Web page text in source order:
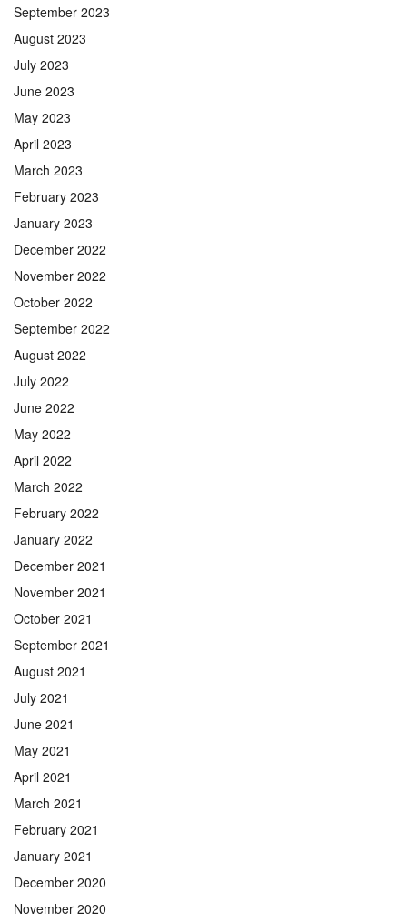
September 2023
August 2023
July 2023
June 2023
May 2023
April 2023
March 2023
February 2023
January 2023
December 2022
November 2022
October 2022
September 2022
August 2022
July 2022
June 2022
May 2022
April 2022
March 2022
February 2022
January 2022
December 2021
November 2021
October 2021
September 2021
August 2021
July 2021
June 2021
May 2021
April 2021
March 2021
February 2021
January 2021
December 2020
November 2020